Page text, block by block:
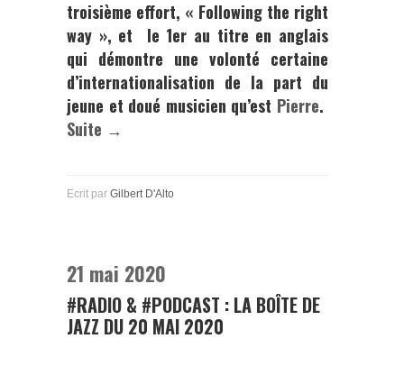
troisième effort, « Following the right
way », et le 1er au titre en anglais
qui démontre une volonté certaine
d’internationalisation de la part du
jeune et doué musicien qu’est Pierre.
Suite →
Ecrit par Gilbert D'Alto
21 mai 2020
#RADIO & #PODCAST : LA BOÎTE DE
JAZZ DU 20 MAI 2020